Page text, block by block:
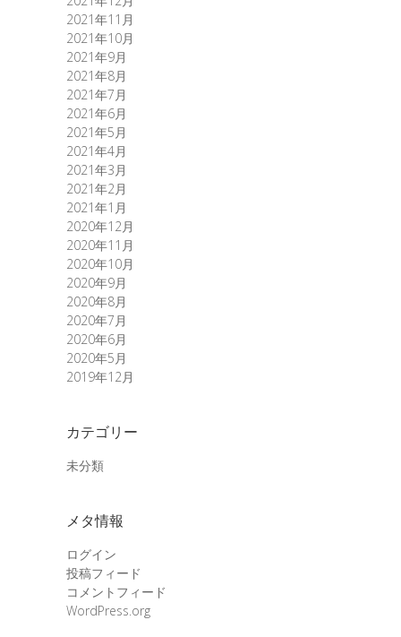
2021年11月
2021年10月
2021年9月
2021年8月
2021年7月
2021年6月
2021年5月
2021年4月
2021年3月
2021年2月
2021年1月
2020年12月
2020年11月
2020年10月
2020年9月
2020年8月
2020年7月
2020年6月
2020年5月
2019年12月
カテゴリー
未分類
メタ情報
ログイン
投稿フィード
コメントフィード
WordPress.org